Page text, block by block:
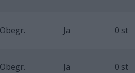
Obegr. Ja 0 st
Obegr. Ja 0 st